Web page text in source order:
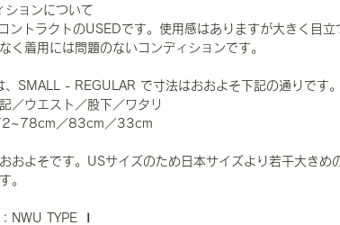
ションについて
ントラクトのUSEDです。使用感はありますが大きく目立
く着用には問題のないコンディションです。
、SMALL - REGULAR で寸法はおおよそ下記の通りです。
／ウエスト／股下／ワタリ
／83cm／33cm
およそです。USサイズのため日本サイズより若干大きめ
。
NWU TYPE Ⅰ